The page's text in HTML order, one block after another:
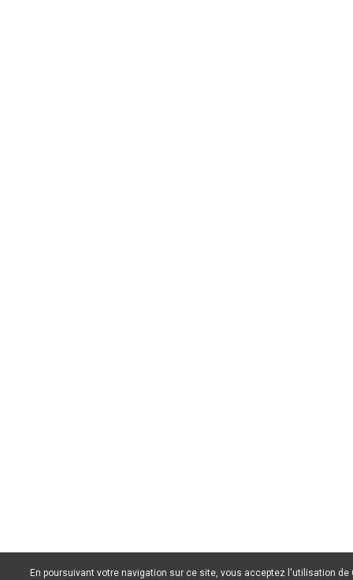
En poursuivant votre navigation sur ce site, vous acceptez l'utilisation de